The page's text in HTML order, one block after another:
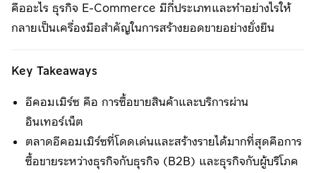
คืออะไร ธุรกิจ E-Commerce มีกี่ประเภทและทำอย่างไรให้
กลายเป็นเครื่องมือสำคัญในการสร้างยอดขายอย่างยั่งยืน
Key Takeaways
อีคอมเมิร์ซ คือ การซื้อขายสินค้าและบริการผ่าน
อินเทอร์เน็ต
ตลาดอีคอมเมิร์ซที่โดดเด่นและสร้างรายได้มากที่สุดคือการ
ซื้อขายระหว่างธุรกิจกับธุรกิจ (B2B) และธุรกิจกับผู้บริโภค